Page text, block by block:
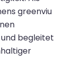
greenviu
begleitet